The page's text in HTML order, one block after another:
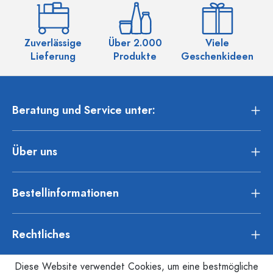
Zuverlässige
Lieferung
Über 2.000
Produkte
Viele
Geschenkideen
Beratung und Service unter:
Über uns
Bestellinformationen
Rechtliches
Diese Website verwendet Cookies, um eine bestmögliche